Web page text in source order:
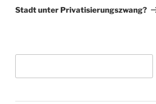
Beitrag
Stadt unter Privatisierungszwang?